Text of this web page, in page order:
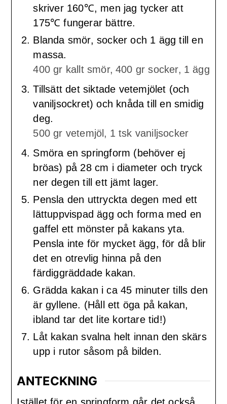
skriver 160℃, men jag tycker att
175℃ fungerar bättre.
Blanda smör, socker och 1 ägg till en
massa.
400 gr kallt smör, 400 gr socker, 1 ägg
Tillsätt det siktade vetemjölet (och
vaniljsockret) och knåda till en smidig
deg.
500 gr vetemjöl, 1 tsk vaniljsocker
Smöra en springform (behöver ej
bröas) på 28 cm i diameter och tryck
ner degen till ett jämt lager.
Pensla den uttryckta degen med ett
lättuppvispad ägg och forma med en
gaffel ett mönster på kakans yta.
Pensla inte för mycket ägg, för då blir
det en otrevlig hinna på den
färdiggräddade kakan.
Grädda kakan i ca 45 minuter tills den
är gyllene. (Håll ett öga på kakan,
ibland tar det lite kortare tid!)
Låt kakan svalna helt innan den skärs
upp i rutor såsom på bilden.
ANTECKNING